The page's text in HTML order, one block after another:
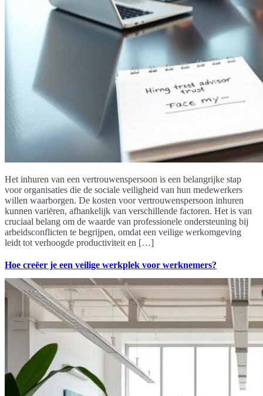
Het inhuren van een vertrouwenspersoon is een belangrijke stap
voor organisaties die de sociale veiligheid van hun medewerkers
willen waarborgen. De kosten voor vertrouwenspersoon inhuren
kunnen variëren, afhankelijk van verschillende factoren. Het is van
cruciaal belang om de waarde van professionele ondersteuning bij
arbeidsconflicten te begrijpen, omdat een veilige werkomgeving
leidt tot verhoogde productiviteit en […]
Hoe creëer je een veilige werkplek voor werknemers?